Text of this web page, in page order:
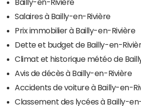
Bailly-en-Rivière
Salaires à Bailly-en-Rivière
Prix immobilier à Bailly-en-Rivière
Dette et budget de Bailly-en-
Climat et historique météo de
Avis de décès à Bailly-en-Rivière
Accidents de voiture à Bailly-en-
Classement des lycées à Bailly-